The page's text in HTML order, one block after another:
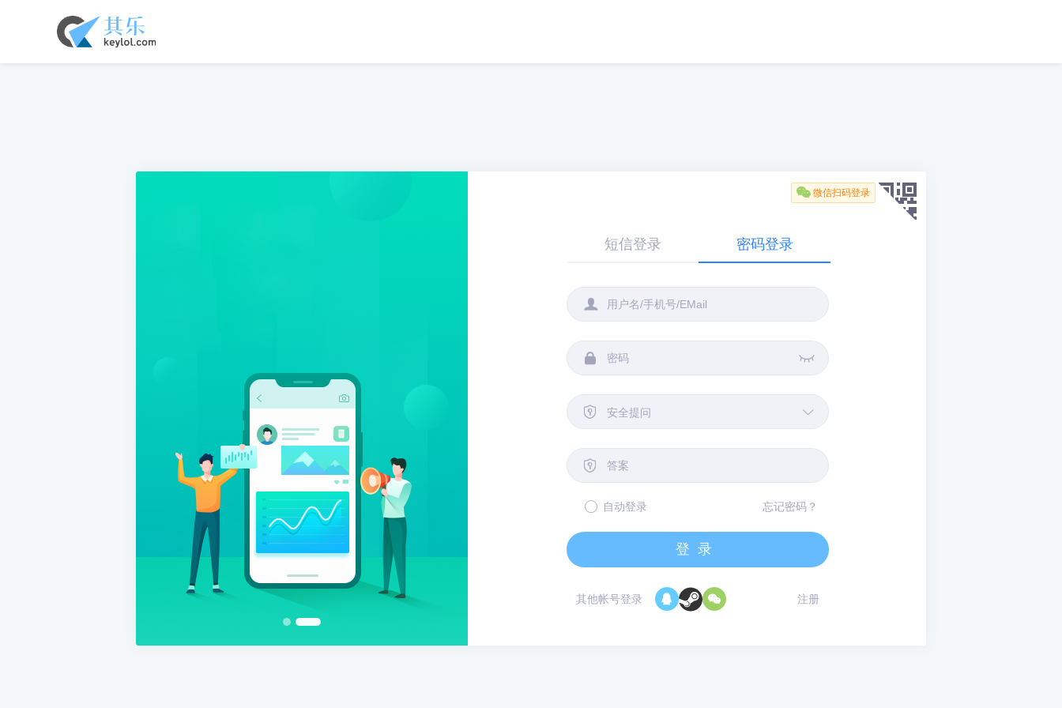
 微信扫码登录
短信登录 密码登录

 
 安全提问 

自动登录 忘记密码？
登录
其他帐号登录   注册